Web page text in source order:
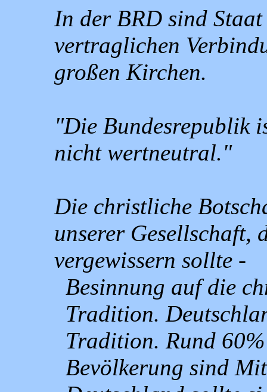
In der BRD sind
vertraglichen
großen Kirchen.
"Die Bundesrepublik
nicht wertneutral."
Die christliche
unserer Gesellschaft,
vergewissern sollte -
Besinnung auf die
Tradition.
Tradition. Rund
Bevölkerung sind